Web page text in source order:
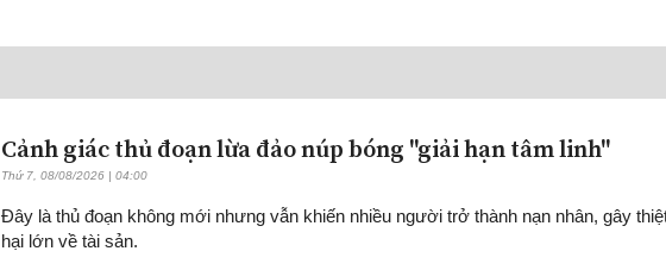
Cảnh giác thủ đoạn lừa đảo núp bóng "giải hạn tâm linh"
Thứ 7, 08/08/2026 | 04:00
Đây là thủ đoạn không mới nhưng vẫn khiến nhiều người trở thành nạn nhân, gây
hại lớn về tài sản.